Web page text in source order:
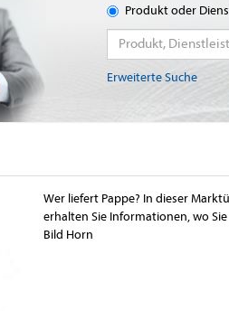
Produkt oder
Erweiterte Suche
Wer liefert Pappe? In dieser
erhalten Sie Informationen, wo
Bild Horn